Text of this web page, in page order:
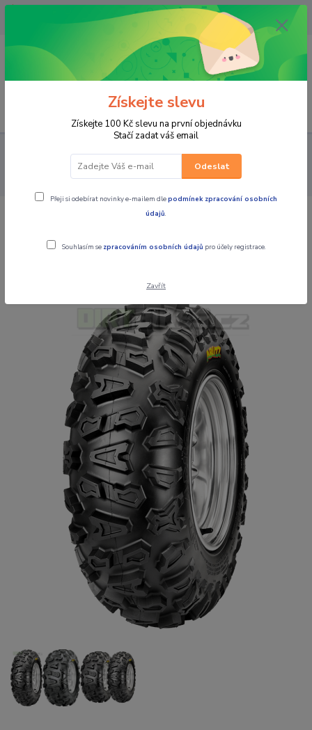
OPAVA 733537099/HLUČÍN
734541648/OLOMOUC 734593593
0,00 CZK
PRO STROJE PNEU A DISKY NA ČTYŘKOLKY
PNEU NA
pneu na čtyřkolku CST ABUZZ, 26x9-14 CU01 6PR TL,
14 CU01 6PR TL, přední
Získejte slevu
Získejte 100 Kč slevu na první objednávku
Stačí zadat váš email
Odeslat
Přeji si odebírat novinky e-mailem dlepodmínek zpracování osobních
údajů.
Souhlasím se zpracováním osobních údajů pro účely registrace.
Zavřít